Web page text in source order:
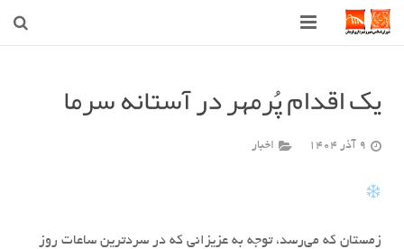
شهرداری
شورای اسلامی شهر قوچان
اخبار روز
یک اقدام پُرمهر در آستانه سرما
9 آذر 1404 اخبار
زمستان که می‌رسد، توجه به عزیزانی که در سردترین ساعات روز